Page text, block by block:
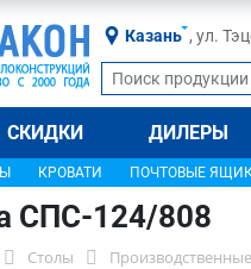
Казань , ул.
СКИДКИ ДИЛЕРЫ
КРОВАТИ ПОЧТОВЫЕ
СПС-124/808
Столы